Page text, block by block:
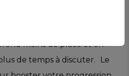
moins de place et on
de temps à discuter. Le